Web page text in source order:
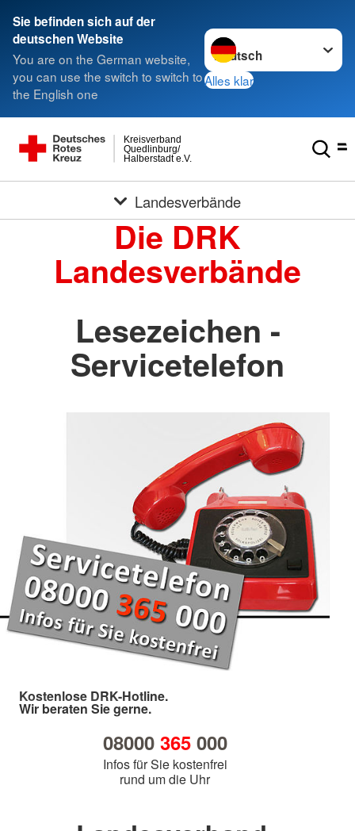
Sie befinden sich auf der
deutschen Website
You are on the German website,
you can use the switch to switch to
the English one
Sprache wechseln zu
Alles klar
Halberstadt e.V.
Quedlinburg/
Kreisverband
Landesverbände
Die DRK
Landesverbände
Lesezeichen -
Servicetelefon
Kostenlose DRK-Hotline.
Wir beraten Sie gerne.
08000 365000
Infos für Sie kostenfrei
rund um die Uhr